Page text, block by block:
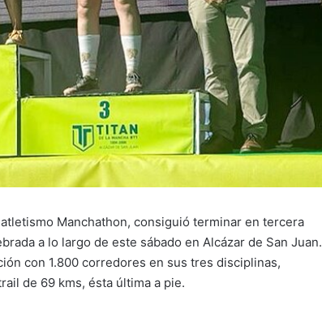
Manchathon, consiguió terminar en tercera
a lo largo de este sábado en Alcázar de San Juan.
con 1.800 corredores en sus tres disciplinas,
de 69 kms, ésta última a pie.